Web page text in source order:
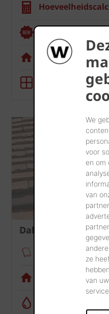
We
voor
en om
van
ze
van
Visualisatietool
Dak
Visualisatietool